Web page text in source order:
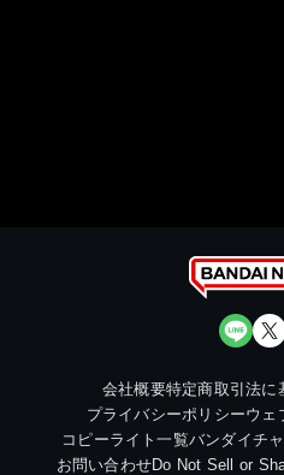
会社概要特定商取引法に
プライバシーポリシーウェ
コピーライト一覧バンダイチ
お問い合わせDo Not Sell or